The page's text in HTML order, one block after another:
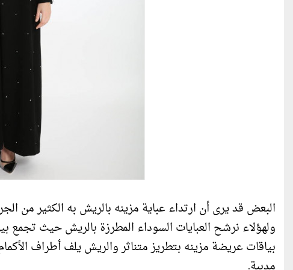
البعض قد يرى أن ارتداء عباية مزينه بالريش به الكثير من
بياقات عريضة مزينه بتطريز متناثر والريش يلف أطراف